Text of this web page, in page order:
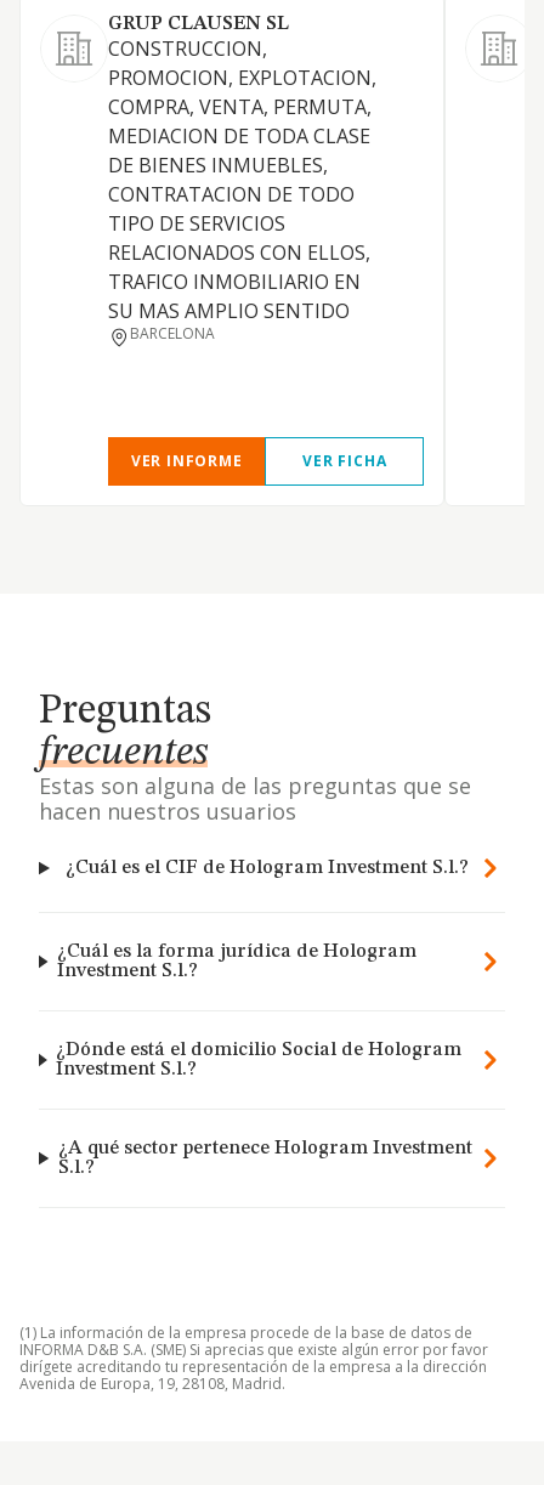
GRUP CLAUSEN SL
CONSTRUCCION,
PROMOCION, EXPLOTACION,
COMPRA, VENTA, PERMUTA,
MEDIACION DE TODA CLASE
DE BIENES INMUEBLES,
CONTRATACION DE TODO
TIPO DE SERVICIOS
RELACIONADOS CON ELLOS,
TRAFICO INMOBILIARIO EN
SU MAS AMPLIO SENTIDO
BARCELONA
VER INFORME VER FICHA
Preguntas
frecuentes
Estas son alguna de las preguntas que se
hacen nuestros usuarios
¿Cuál es el CIF de Hologram Investment S.l.?
¿Cuál es la forma jurídica de Hologram
Investment S.l.?
¿Dónde está el domicilio Social de Hologram
Investment S.l.?
¿A qué sector pertenece Hologram Investment
S.l.?
(1) La información de la empresa procede de la base de datos de
INFORMA D&B S.A. (SME) Si aprecias que existe algún error por favor
dirígete acreditando tu representación de la empresa a la dirección
Avenida de Europa, 19, 28108, Madrid.